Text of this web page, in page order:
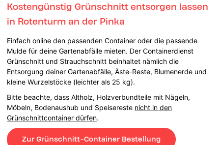
Kostengünstig Grünschnitt entsorgen lassen
in Rotenturm an der Pinka
Einfach online den passenden Container oder die passende
Mulde für deine Gartenabfälle mieten. Der Containerdienst
Grünschnitt und Strauchschnitt beinhaltet nämlich die
Entsorgung deiner Gartenabfälle, Äste-Reste, Blumenerde und
kleine Wurzelstöcke (leichter als 25 kg).
Bitte beachte, dass Altholz, Holzverbundteile mit Nägeln,
Möbeln, Bodenaushub und Speisereste nicht in den
Grünschnittcontainer dürfen.
Zur Grünschnitt-Container Bestellung